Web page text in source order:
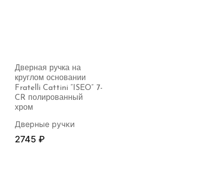
Дверная ручка на
круглом основании
Fratelli Cattini “ISEO” 7-
CR полированный
хром
Дверные ручки
2745 ₽